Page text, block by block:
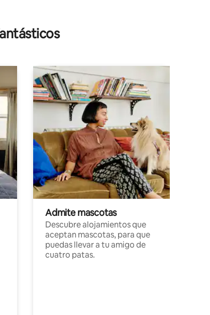
Admite mascotas
Descubre alojamientos que
aceptan mascotas, para que
puedas llevar a tu amigo de
cuatro patas.